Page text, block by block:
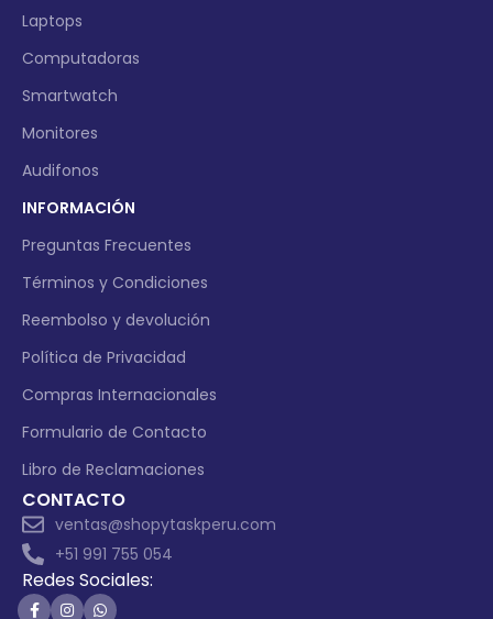
Laptops
Computadoras
Smartwatch
Monitores
Audifonos
INFORMACIÓN
Preguntas Frecuentes
Términos y Condiciones
Reembolso y devolución
Política de Privacidad
Compras Internacionales
Formulario de Contacto
Libro de Reclamaciones
CONTACTO
ventas@shopytaskperu.com
+51 991 755 054
Redes Sociales: